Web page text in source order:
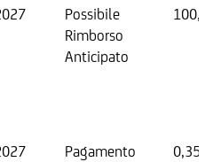
Possibile
Rimborso
Anticipato
Pagamento
0,35